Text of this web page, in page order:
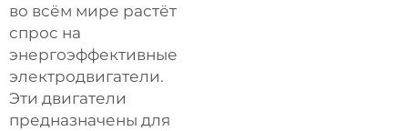
во всём мире растёт
спрос на
энергоэффективные
электродвигатели.
Эти двигатели
предназначены для